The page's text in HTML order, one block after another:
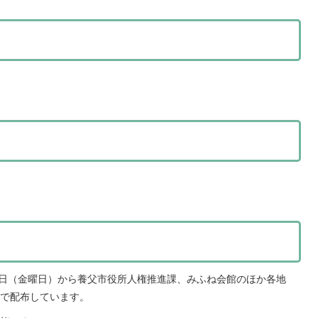
（金曜日）から養父市役所人権推進課、みふね会館のほか各地
配布しています。